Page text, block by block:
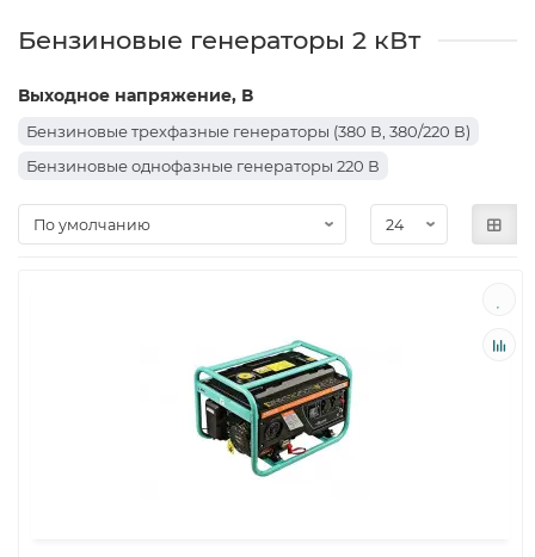
Бензиновые генераторы 2 кВт
Выходное напряжение, В
Бензиновые трехфазные генераторы (380 В, 380/220 В)
Бензиновые однофазные генераторы 220 В